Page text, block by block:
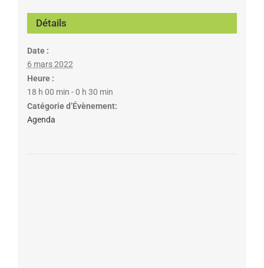
Détails
Date :
6 mars 2022
Heure :
18 h 00 min - 0 h 30 min
Catégorie d’Évènement:
Agenda